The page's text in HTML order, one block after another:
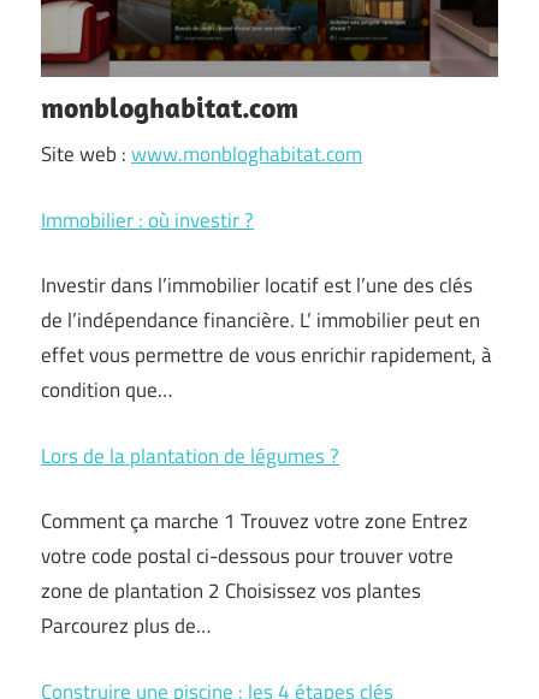
monbloghabitat.com
Site web :www.monbloghabitat.com
Immobilier : où investir ?
Investir dans l’immobilier locatif est l’une des clés
de l’indépendance financière. L’ immobilier peut en
effet vous permettre de vous enrichir rapidement, à
condition que…
Lors de la plantation de légumes ?
Comment ça marche 1 Trouvez votre zone Entrez
votre code postal ci-dessous pour trouver votre
zone de plantation 2 Choisissez vos plantes
Parcourez plus de…
Construire une piscine : les 4 étapes clés